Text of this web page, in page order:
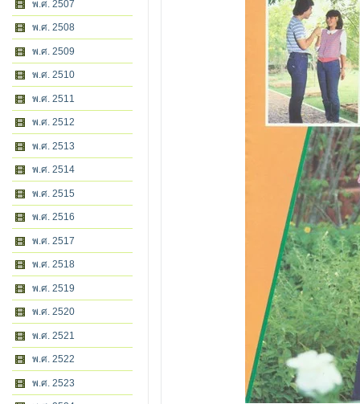
พ.ศ. 2507
พ.ศ. 2508
พ.ศ. 2509
พ.ศ. 2510
พ.ศ. 2511
พ.ศ. 2512
พ.ศ. 2513
พ.ศ. 2514
พ.ศ. 2515
พ.ศ. 2516
พ.ศ. 2517
พ.ศ. 2518
พ.ศ. 2519
พ.ศ. 2520
พ.ศ. 2521
พ.ศ. 2522
พ.ศ. 2523